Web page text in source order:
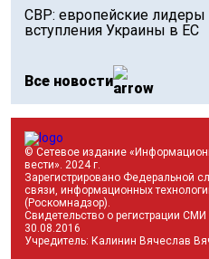
СВР: европейские лидеры
вступления Украины в ЕС
Все новости
© Сетевое издание
вести». 2024 г.
Зарегистрировано Федеральной
связи, информационных
(Роскомнадзор).
Свидетельство о регистрации
30.08.2016
Учредитель: Калинин Вячеслав